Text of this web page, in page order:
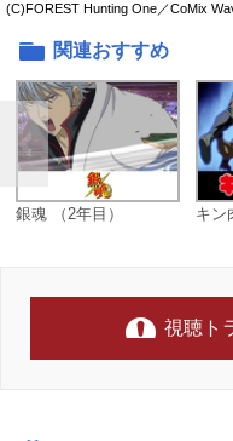
(C)FOREST Hunting One／CoMix
関連おすすめ
銀魂 （2年目） キ
視聴ト